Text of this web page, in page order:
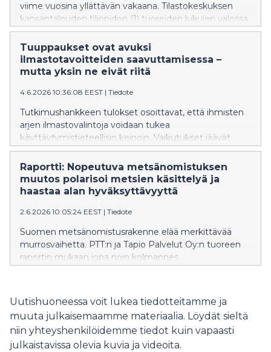
viime vuosina yllättävän vakaana. Tilastokeskuksen
kansantalouden tilinpidon (1) tuoreiden lukujen valossa
ruokamenojen osuus kaikista kotitalouksien
kulutusmenoista vuonna 2025 oli 12,9 prosenttia, kun
vuonna 2024 osuus oli 12,5 prosenttia. Muutos on
maltillinen ja perustuu ennakkotietoihin, mutta se
osuus kulutusmenoista on yleensä pienentynyt tulojen
kasvaessa. 2020-luvulla kehitys on kääntynyt. Viime
vuoden osuus oli korkein taso 2000-luvulla sitten
vuoden 2009.
Tuuppaukset ovat avuksi
ilmastotavoitteiden saavuttamisessa –
mutta yksin ne eivät riitä
4.6.2026 10:36:08 EEST | Tiedote
Tutkimushankkeen tulokset osoittavat, että ihmisten
arjen ilmastovalintoja voidaan tukea
käyttäytymistieteellisin keinoin. Vaikutukset jäävät
kuitenkin rajallisiksi, jos tuuppaukset eivät kytkeydy
laajempiin ilmastotoimiin.
Raportti: Nopeutuva metsänomistuksen
muutos polarisoi metsien käsittelyä ja
haastaa alan hyväksyttävyyttä
2.6.2026 10:05:24 EEST | Tiedote
Suomen metsänomistusrakenne elää merkittävää
murrosvaihetta. PTT:n ja Tapio Palvelut Oy:n tuoreen
raportin mukaan jopa noin kolmannes
2035 mennessä. Yhdessä toimintaympäristön
muutosten kanssa tämä muokkaa metsäpalveluita,
metsäammattilaisten työtä ja koko metsätalouden
kestävyyttä.
Uutishuoneessa voit lukea tiedotteitamme ja
muuta julkaisemaamme materiaalia. Löydät sieltä
niin yhteyshenkilöidemme tiedot kuin vapaasti
julkaistavissa olevia kuvia ja videoita.